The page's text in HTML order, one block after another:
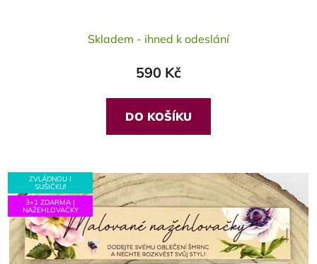
Skladem - ihned k odeslání
590 Kč
DO KOŠÍKU
ZVLÁDNOU I
SUŠIČKU!
3+1 ZDARMA |
NAŽEHLOVAČKY